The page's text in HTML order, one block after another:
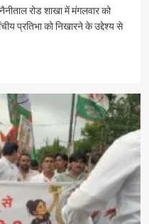
रोड शाखा में मंगलवार को
प्रतिभा को निखारने के उद्देश्य से